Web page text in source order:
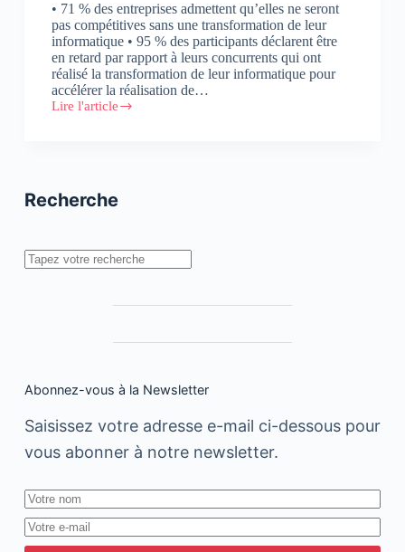
• 71 % des entreprises admettent qu’elles ne seront
pas compétitives sans une transformation de leur
informatique • 95 % des participants déclarent être
en retard par rapport à leurs concurrents qui ont
réalisé la transformation de leur informatique pour
accélérer la réalisation de…
Lire l'article
Seules
sont
répondre
aux
Recherche
Rechercher
Abonnez-vous à la Newsletter
Saisissez votre adresse e-mail ci-dessous pour
vous abonner à notre newsletter.